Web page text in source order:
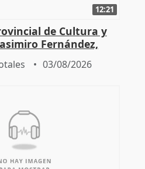
12:21
de Cultura y
Fernández,
de entradas
03/08/2026